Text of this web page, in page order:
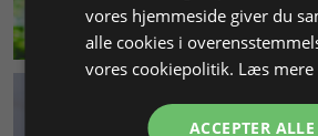
MILJØ &
vores hjemmeside giver du
alle cookies i
vores cookiepolitik. Læs mere
ACCEPTER ALLE